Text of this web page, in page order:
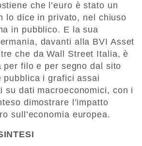
che l’euro è stato un
lo dice in privato, nel chiuso
in pubblico. E la sua
davanti alla BVI Asset
che da Wall Street Italia, è
per filo e per segno dal sito
pubblica i grafici assai
su dati macroeconomici, con i
dimostrare l’impatto
sull’economia europea.